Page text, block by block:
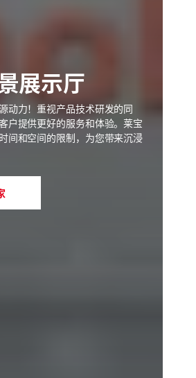
展示厅
动力！重视产品技术研发的同
户提供更好的服务和体验。莱宝
间和空间的限制，为您带来沉浸